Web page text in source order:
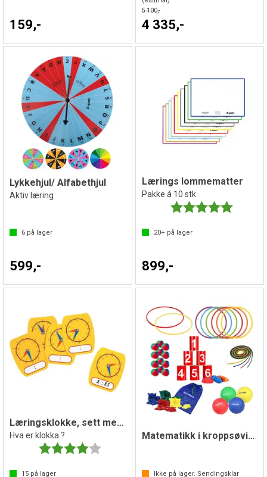
159,-
5 100,-
4 335,-
Lykkehjul/ Alfabethjul
Aktiv læring
6 på lager
599,-
Lærings lommematter
Pakke á 10 stk
Karakter:
20+på lager
899,-
Læringsklokke, sett med 5
Hva er klokka ?
Karakter:
4.0 av 5 mulige
15 på lager
Matematikk i kroppsøving
Ikke på lager. Sendingsklar